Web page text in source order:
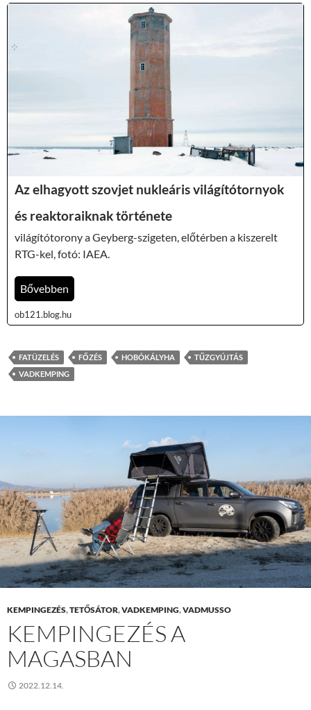
Az elhagyott szovjet nukleáris világítótornyok
és reaktoraiknak története
világítótorony a Geyberg-szigeten, előtérben a kiszerelt
RTG-kel, fotó: IAEA.
Bővebben
ob121.blog.hu
FATÜZELÉS FŐZÉS HOBÓKÁLYHA
TŰZGYÚJTÁS
VADKEMPING
KEMPINGEZÉS,TETŐSÁTOR,VADKEMPING,VADMUSSO
KEMPINGEZÉS A
MAGASBAN
2022.12.14.